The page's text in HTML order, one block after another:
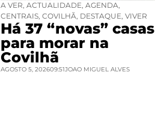
A VER, ACTUALIDADE, AGENDA,
CENTRAIS, COVILHÃ, DESTAQUE, VIVER
Há 37 “novas” casas
para morar na
Covilhã
AGOSTO 5, 202609:51JOAO MIGUEL ALVES